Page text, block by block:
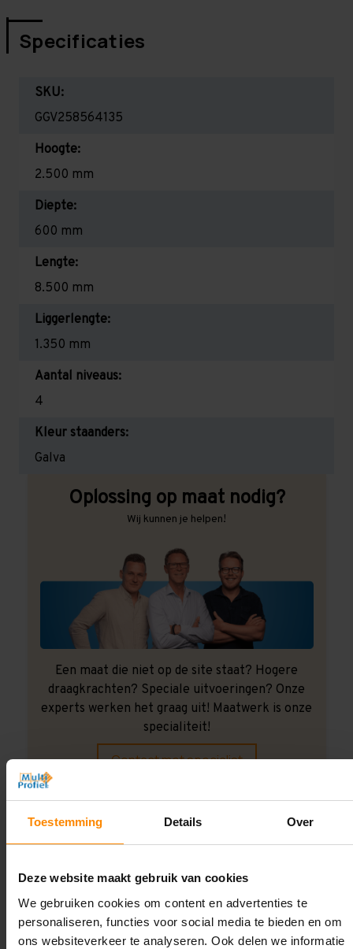
Toestemming Details Over
Deze website maakt gebruik van cookies
We gebruiken cookies om content en advertenties te
personaliseren, functies voor social media te bieden en om
ons websiteverkeer te analyseren. Ook delen we informatie
Specificaties
SKU:
GGV258564135
Hoogte:
2.500 mm
Diepte:
600 mm
Lengte:
8.500 mm
Liggerlengte:
1.350 mm
Aantal niveaus:
4
Kleur staanders:
Galva
Oplossing op maat nodig?
Wij kunnen je helpen!
Een maat die niet op de site staat? Hogere
draagkrachten? Speciale uitvoeringen? Onze
experts werken het graag uit! Maatwerk is onze
specialiteit!
Contact met specialist
Montage uitbesteden?